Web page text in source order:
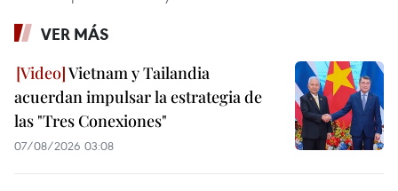
VER MÁS
Vietnam y Tailandia
acuerdan impulsar la estrategia de
las "Tres Conexiones"
07/08/2026 03:08